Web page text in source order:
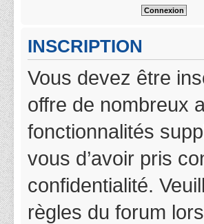
INSCRIPTION
Vous devez être
offre de nombreux
fonctionnalités
vous d’avoir pris
confidentialité.
règles du forum